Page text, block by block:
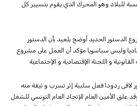
للبلاد وهو المحرك الذي يقوم بتسيير كل
الدستور الحديد أوضح بلعيد بأن الدستور
وليس سياسويا مؤكد أن العمل على مشروع
و اللجنة الإقتصادية و الإحتماعية
لاقى ردودا فعل سلبية إثر تسرب و ثيقة منه
علق الأمين العام للإتحاد العام التونسي للشغل